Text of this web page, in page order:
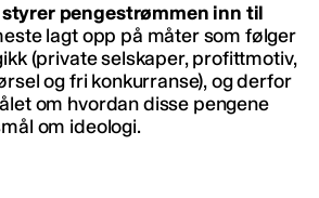
pengestrømmen inn til
lagt opp på måter som følger
(private selskaper, profittmotiv,
og fri konkurranse), og derfor
om hvordan disse pengene
om ideologi.